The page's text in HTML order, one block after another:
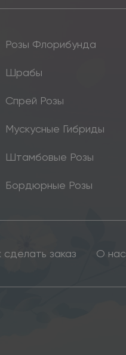
Розы Флорибунда
Шрабы
Спрей Розы
Мускусные Гибриды
Штамбовые Розы
Бордюрные Розы
сделать заказ О нас